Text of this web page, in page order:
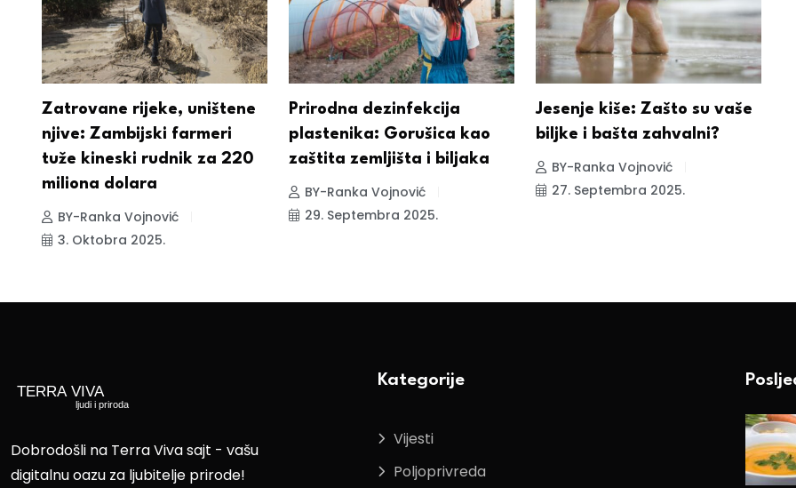
Zatrovane rijeke, uništene
njive: Zambijski farmeri
tuže kineski rudnik za 220
miliona dolara
BY-Ranka Vojnović
3. Oktobra 2025.
Prirodna dezinfekcija
plastenika: Gorušica kao
zaštita zemljišta i biljaka
BY-Ranka Vojnović
29. Septembra 2025.
Jesenje kiše: Zašto su vaše
biljke i bašta zahvalni?
BY-Ranka Vojnović
27. Septembra 2025.
Dobrodošli na Terra Viva sajt - vašu
digitalnu oazu za ljubitelje prirode!
Kategorije
Vijesti
Poljoprivreda